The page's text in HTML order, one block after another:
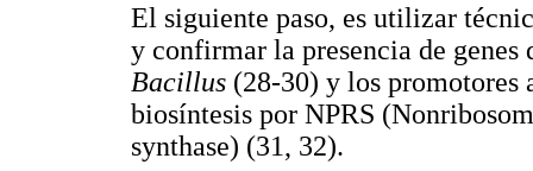
El siguiente paso, es utilizar
y confirmar la presencia de
Bacillus (28-30) y los promotores
biosíntesis por NPRS
synthase) (31, 32).